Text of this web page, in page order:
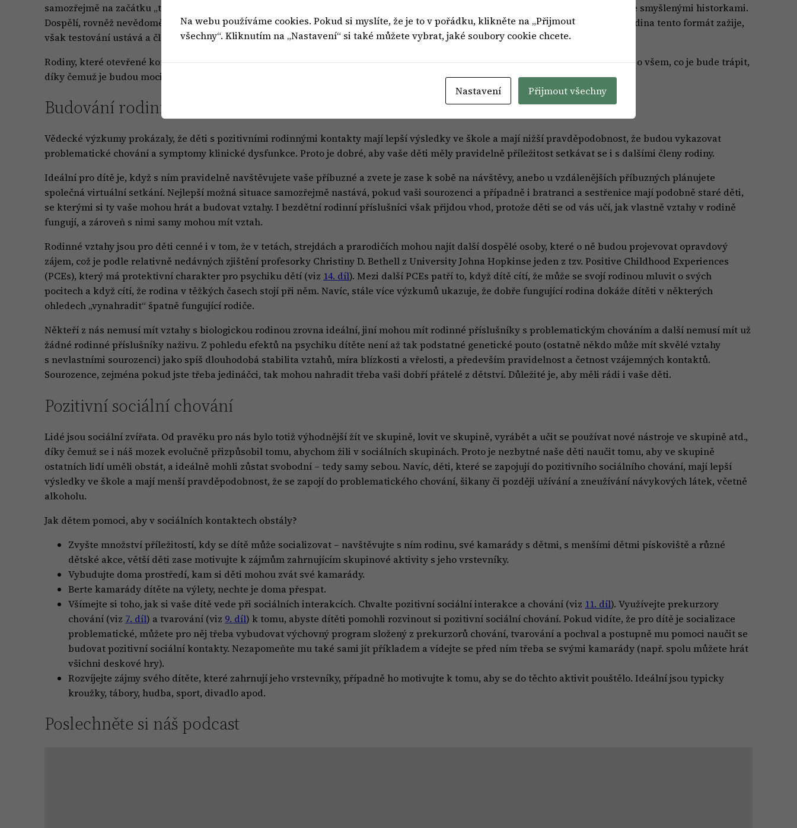
samozřejmě na začátku „testují“, jestli je prostředí opravdu nehodnotící a bezpečné, třeba vyprávěním o superhrdinech, či dokonce smyšlenými historkami.
Dospělí, rovněž nevědomě, si bezpečí prostředí obvykle testují „nepodstatným“ a někdy až nudným vyprávěním. Časem, když si rodina tento formát zažije,
však testování ustává a členové rodiny opravdu hovoří o tom, co je pro ně důležité.
Rodiny, které otevřené komunikace dosáhnou ještě s malými dětmi, mají výrazně větší šanci, že děti jim i během dospívání řeknou o všem, co je bude trápit,
díky čemuž je budou moci rodiče ochránit před některými nežádoucími dopady rizikového chování.
Budování rodinných kontaktů
Vědecké výzkumy prokázaly, že děti s pozitivními rodinnými kontakty mají lepší výsledky ve škole a mají nižší pravděpodobnost, že budou vykazovat
problematické chování a symptomy klinické dysfunkce. Proto je dobré, aby vaše děti měly pravidelně příležitost setkávat se i s dalšími členy rodiny.
Ideální pro dítě je, když s ním pravidelně navštěvujete vaše příbuzné a zvete je zase k sobě na návštěvy, anebo u vzdálenějších příbuzných plánujete
společná virtuální setkání. Nejlepší možná situace samozřejmě nastává, pokud vaši sourozenci a případně i bratranci a sestřenice mají podobně staré děti,
se kterými si ty vaše mohou hrát a budovat vztahy. I bezdětní rodinní příslušníci však přijdou vhod, protože děti se od vás učí, jak vlastně vztahy v rodině
fungují, a zároveň s nimi samy mohou mít vztah.
Rodinné vztahy jsou pro děti cenné i v tom, že v tetách, strejdách a prarodičích mohou najít další dospělé osoby, které o ně budou projevovat opravdový
zájem, což je podle relativně nedávných zjištění profesorky Christiny D. Bethell z University Johna Hopkinse jeden z tzv. Positive Childhood Experiences
(PCEs), který má protektivní charakter pro psychiku dětí (viz 14. díl). Mezi další PCEs patří to, když dítě cítí, že může se svojí rodinou mluvit o svých
pocitech a když cítí, že rodina v těžkých časech stojí při něm. Navíc, stále více výzkumů ukazuje, že dobře fungující rodina dokáže dítěti v některých
ohledech „vynahradit“ špatně fungující rodiče.
Někteří z nás nemusí mít vztahy s biologickou rodinou zrovna ideální, jiní mohou mít rodinné příslušníky s problematickým chováním a další nemusí mít už
žádné rodinné příslušníky naživu. Z pohledu efektů na psychiku dítěte není až tak podstatné genetické pouto (ostatně někdo může mít skvělé vztahy
s nevlastními sourozenci) jako spíš dlouhodobá stabilita vztahů, míra blízkosti a vřelosti, a především pravidelnost a četnost vzájemných kontaktů.
Sourozence, zejména pokud jste třeba jedináčci, tak mohou nahradit třeba vaši dobří přátelé z dětství. Důležité je, aby měli rádi i vaše děti.
Pozitivní sociální chování
Lidé jsou sociální zvířata. Od pravěku pro nás bylo totiž výhodnější žít ve skupině, lovit ve skupině, vyrábět a učit se používat nové nástroje ve skupině atd.,
díky čemuž se i náš mozek evolučně přizpůsobil tomu, abychom žili v sociálních skupinách. Proto je nezbytné naše děti naučit tomu, aby ve skupině
ostatních lidí uměli obstát, a ideálně mohli zůstat svobodní – tedy samy sebou. Navíc, děti, které se zapojují do pozitivního sociálního chování, mají lepší
výsledky ve škole a mají menší pravděpodobnost, že se zapojí do problematického chování, šikany či později užívání a zneužívání návykových látek, včetně
alkoholu.
Jak dětem pomoci, aby v sociálních kontaktech obstály?
Zvyšte množství příležitostí, kdy se dítě může socializovat – navštěvujte s ním rodinu, své kamarády s dětmi, s menšími dětmi pískoviště a různé
dětské akce, větší děti zase motivujte k zájmům zahrnujícím skupinové aktivity s jeho vrstevníky.
Vybudujte doma prostředí, kam si děti mohou zvát své kamarády.
Berte kamarády dítěte na výlety, nechte je doma přespat.
Všímejte si toho, jak si vaše dítě vede při sociálních interakcích. Chvalte pozitivní sociální interakce a chování (viz 11. díl). Využívejte prekurzory
chování (viz 7. díl) a tvarování (viz 9. díl) k tomu, abyste dítěti pomohli rozvinout si pozitivní sociální chování. Pokud vidíte, že pro dítě je socializace
problematické, můžete pro něj třeba vybudovat výchovný program složený z prekurzorů chování, tvarování a pochval a postupně mu pomoci naučit se
budovat pozitivní sociální kontakty. Nezapomeňte mu také sami jít příkladem a vídejte se před ním třeba se svými kamarády (např. spolu můžete hrát
všichni deskové hry).
Rozvíjejte zájmy svého dítěte, které zahrnují jeho vrstevníky, případně ho motivujte k tomu, aby se do těchto aktivit pouštělo. Ideální jsou typicky
kroužky, tábory, hudba, sport, divadlo apod.
Poslechněte si náš podcast
Na webu používáme cookies. Pokud si myslíte, že je to v pořádku, klikněte na „Přijmout
všechny“. Kliknutím na „Nastavení“ si také můžete vybrat, jaké soubory cookie chcete.
Nastavení Přijmout všechny